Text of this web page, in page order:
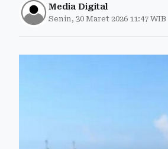
Media Digital
Senin, 30 Maret 2026 11:47 WIB